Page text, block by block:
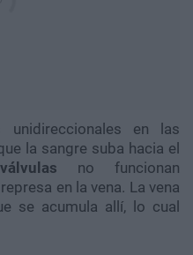
unidireccionales en las
la sangre suba hacia el
válvulas no funcionan
en la vena. La vena
se acumula allí, lo cual